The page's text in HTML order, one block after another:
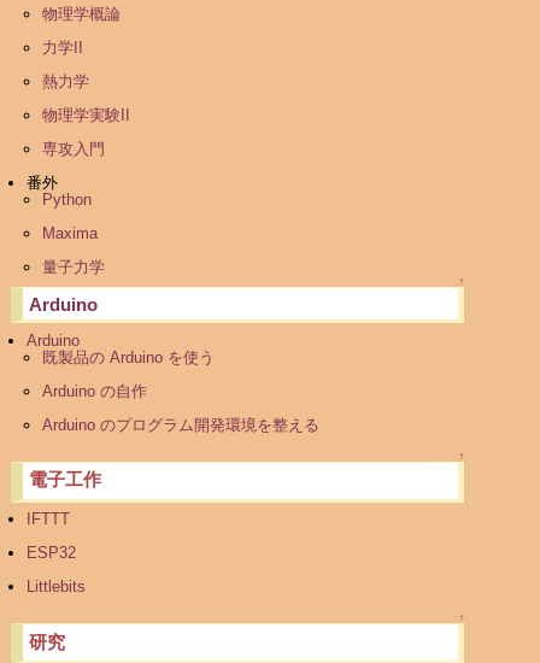
物理学概論
力学II
熱力学
物理学実験II
専攻入門
番外
Python
Maxima
量子力学
↑
Arduino
Arduino
既製品の Arduino を使う
Arduino の自作
Arduino のプログラム開発環境を整える
↑
電子工作
IFTTT
ESP32
Littlebits
↑
研究